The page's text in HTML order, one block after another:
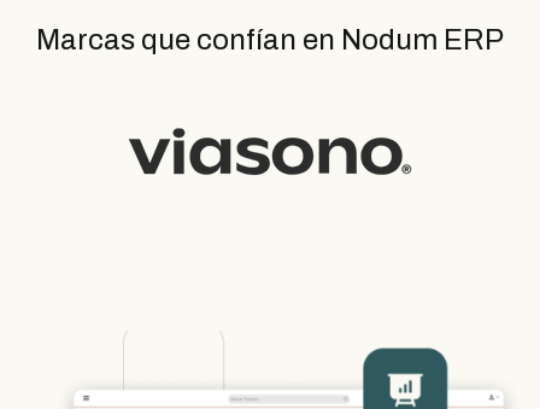
Marcas que confían en Nodum ERP